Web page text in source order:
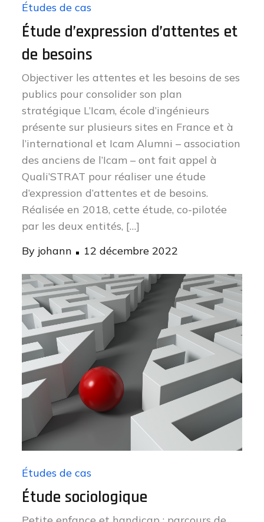
Études de cas
Étude d’expression d’attentes et
de besoins
Objectiver les attentes et les besoins de ses
publics pour consolider son plan
stratégique L’Icam, école d’ingénieurs
présente sur plusieurs sites en France et à
l’international et Icam Alumni – association
des anciens de l’Icam – ont fait appel à
Quali’STRAT pour réaliser une étude
d’expression d’attentes et de besoins.
Réalisée en 2018, cette étude, co-pilotée
par les deux entités, […]
By johann
Posted
12 décembre 2022
Études de cas
Étude sociologique